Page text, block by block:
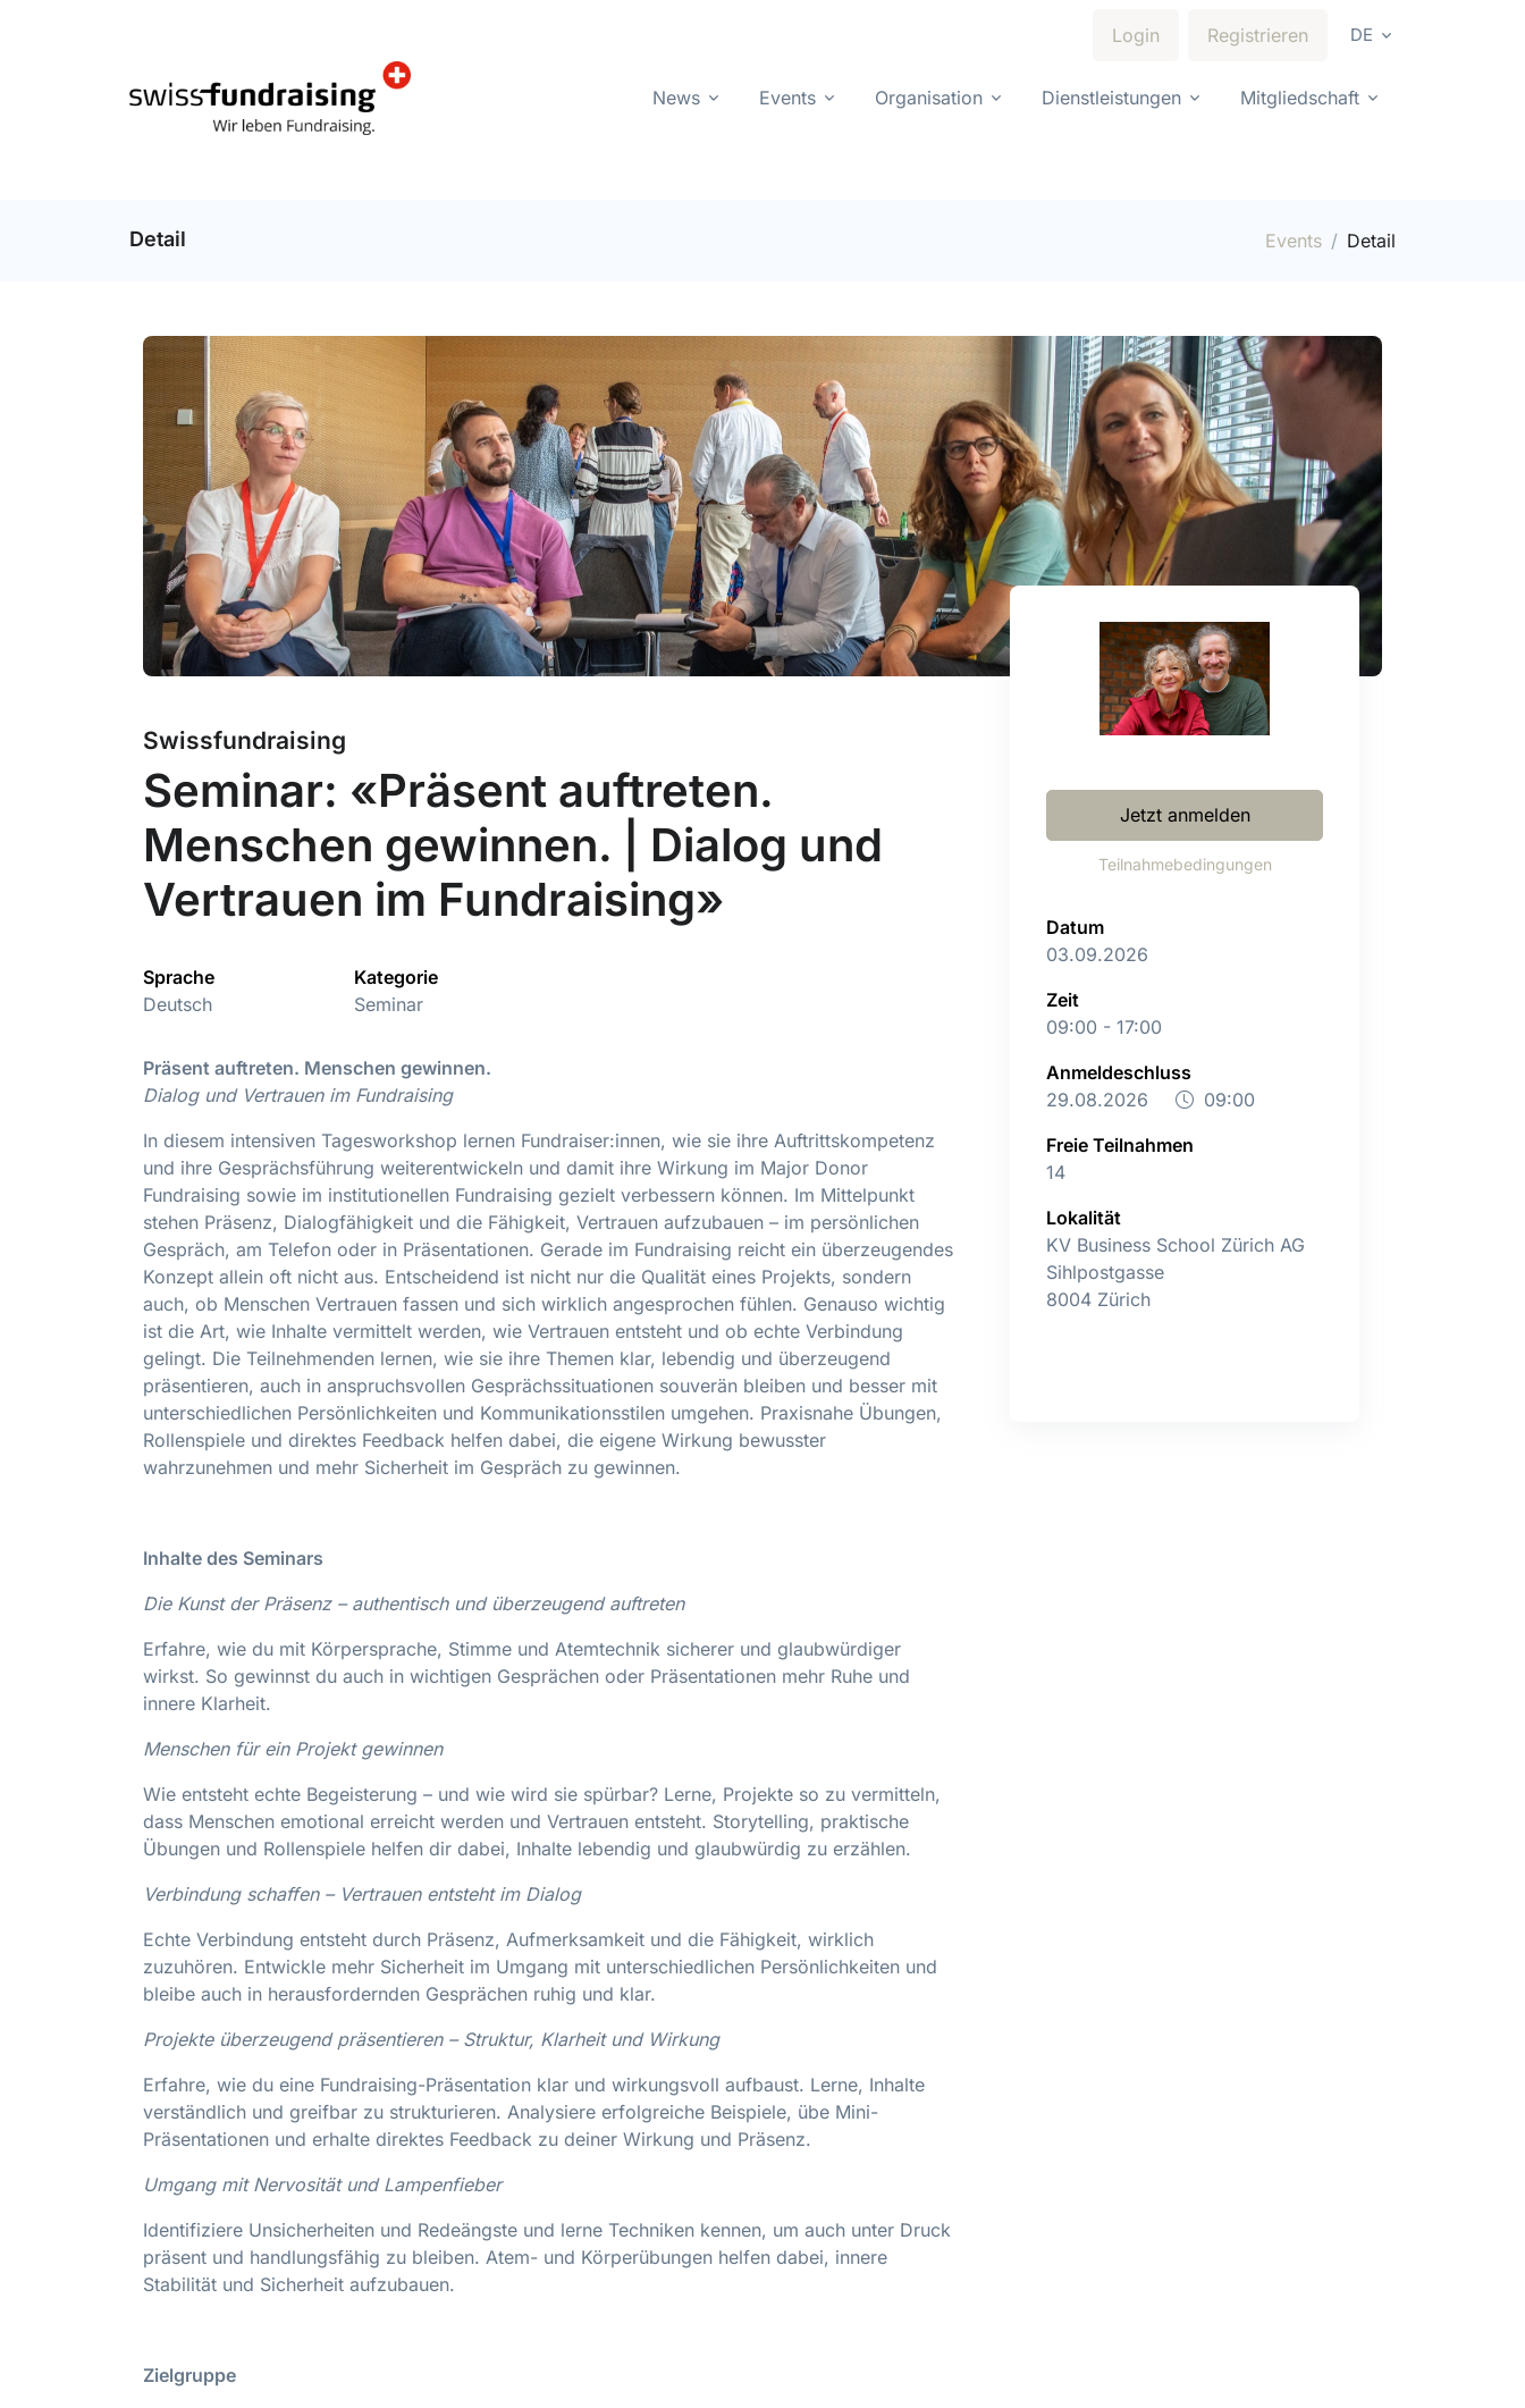
Login Registrieren DE
News Events Organisation Dienstleistungen Mitgliedschaft
Detail Events Detail
Swissfundraising
Seminar: «Präsent auftreten.
Menschen gewinnen. | Dialog und
Vertrauen im Fundraising»
Sprache
Deutsch
Kategorie
Seminar
Präsent auftreten. Menschen gewinnen.
Dialog und Vertrauen im Fundraising
In diesem intensiven Tagesworkshop lernen Fundraiser:innen, wie sie ihre Auftrittskompetenz
und ihre Gesprächsführung weiterentwickeln und damit ihre Wirkung im Major Donor
Fundraising sowie im institutionellen Fundraising gezielt verbessern können. Im Mittelpunkt
stehen Präsenz, Dialogfähigkeit und die Fähigkeit, Vertrauen aufzubauen – im persönlichen
Gespräch, am Telefon oder in Präsentationen. Gerade im Fundraising reicht ein überzeugendes
Konzept allein oft nicht aus. Entscheidend ist nicht nur die Qualität eines Projekts, sondern
auch, ob Menschen Vertrauen fassen und sich wirklich angesprochen fühlen. Genauso wichtig
ist die Art, wie Inhalte vermittelt werden, wie Vertrauen entsteht und ob echte Verbindung
gelingt. Die Teilnehmenden lernen, wie sie ihre Themen klar, lebendig und überzeugend
präsentieren, auch in anspruchsvollen Gesprächssituationen souverän bleiben und besser mit
unterschiedlichen Persönlichkeiten und Kommunikationsstilen umgehen. Praxisnahe Übungen,
Rollenspiele und direktes Feedback helfen dabei, die eigene Wirkung bewusster
wahrzunehmen und mehr Sicherheit im Gespräch zu gewinnen.
Inhalte des Seminars
Die Kunst der Präsenz – authentisch und überzeugend auftreten
Erfahre, wie du mit Körpersprache, Stimme und Atemtechnik sicherer und glaubwürdiger
wirkst. So gewinnst du auch in wichtigen Gesprächen oder Präsentationen mehr Ruhe und
innere Klarheit.
Menschen für ein Projekt gewinnen
Wie entsteht echte Begeisterung – und wie wird sie spürbar? Lerne, Projekte so zu vermitteln,
dass Menschen emotional erreicht werden und Vertrauen entsteht. Storytelling, praktische
Übungen und Rollenspiele helfen dir dabei, Inhalte lebendig und glaubwürdig zu erzählen.
Verbindung schaffen – Vertrauen entsteht im Dialog
Echte Verbindung entsteht durch Präsenz, Aufmerksamkeit und die Fähigkeit, wirklich
zuzuhören. Entwickle mehr Sicherheit im Umgang mit unterschiedlichen Persönlichkeiten und
bleibe auch in herausfordernden Gesprächen ruhig und klar.
Projekte überzeugend präsentieren – Struktur, Klarheit und Wirkung
Erfahre, wie du eine Fundraising-Präsentation klar und wirkungsvoll aufbaust. Lerne, Inhalte
verständlich und greifbar zu strukturieren. Analysiere erfolgreiche Beispiele, übe Mini-
Präsentationen und erhalte direktes Feedback zu deiner Wirkung und Präsenz.
Umgang mit Nervosität und Lampenfieber
Identifiziere Unsicherheiten und Redeängste und lerne Techniken kennen, um auch unter Druck
präsent und handlungsfähig zu bleiben. Atem- und Körperübungen helfen dabei, innere
Stabilität und Sicherheit aufzubauen.
Zielgruppe
Datum
03.09.2026
Zeit
09:00 - 17:00
Anmeldeschluss
29.08.2026
09:00
Freie Teilnahmen
14
Lokalität
KV Business School Zürich AG
Sihlpostgasse
8004 Zürich
Jetzt anmelden
Teilnahmebedingungen